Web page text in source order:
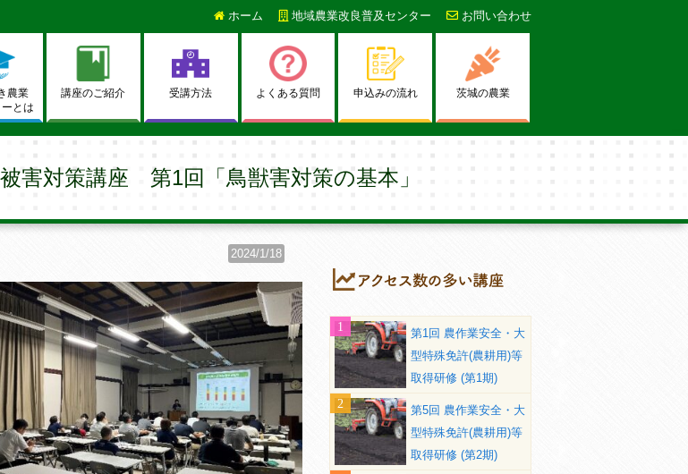
ホーム 地域農業改良普及センター お問い合わせ
農業
とは
講座のご紹介 受講方法 よくある質問 申込みの流れ 茨城の農業
害対策講座 第1回「鳥獣害対策の基本」
2024/1/18
第1回 農作業安全・大
型特殊免許(農耕用)等
取得研修 (第1期)
第5回 農作業安全・大
型特殊免許(農耕用)等
取得研修 (第2期)